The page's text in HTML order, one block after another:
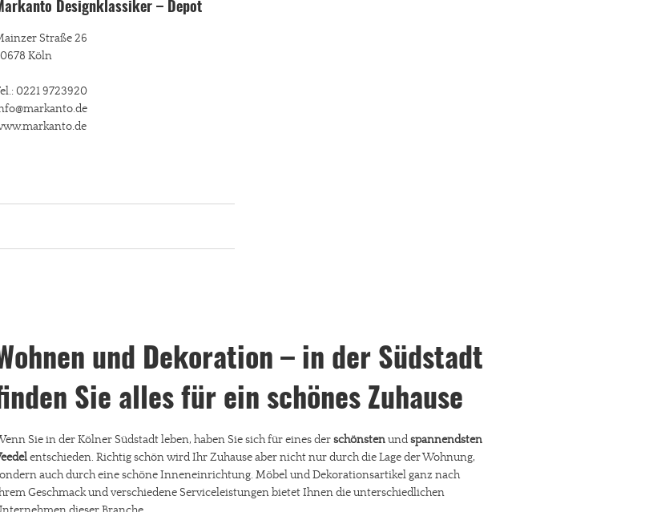
Designklassiker – Depot
Straße 26
Köln
0221 9723920
und Dekoration – in der Südstadt
Sie alles für ein schönes Zuhause
Sie in der Kölner Südstadt leben, haben Sie sich für eines derschönstenundspannendsten
entschieden. Richtig schön wird Ihr Zuhause aber nicht nur durch die Lage der Wohnung,
auch durch eine schöne Inneneinrichtung. Möbel und Dekorationsartikel ganz nach
Geschmack und verschiedene Serviceleistungen bietet Ihnen die unterschiedlichen